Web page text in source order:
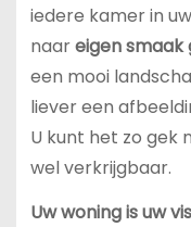
iedere kamer in
naareigen smaak
een mooi
liever een
U kunt het zo gek
wel verkrijgbaar.
Uw woning is uw